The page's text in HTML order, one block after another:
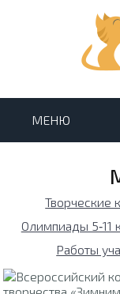
МЕНЮ
Творческие
Олимпиады 5‑11
Работы